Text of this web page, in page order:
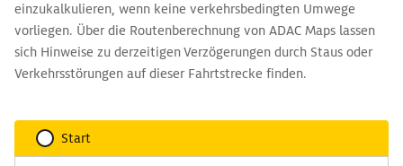
einzukalkulieren, wenn keine verkehrsbedingten Umwege
vorliegen. Über die Routenberechnung von ADAC Maps lassen
sich Hinweise zu derzeitigen Verzögerungen durch Staus oder
Verkehrsstörungen auf dieser Fahrtstrecke finden.
Start